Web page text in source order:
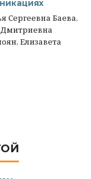
Сергеевна Баева,
Дмитриевна
Елизавета